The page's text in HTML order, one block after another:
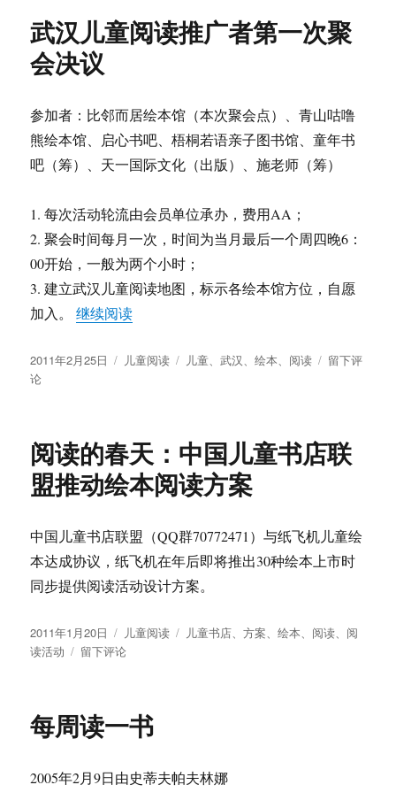
将
还
有
么？
武汉儿童阅读推广者第一次聚
会决议
参加者：比邻而居绘本馆（本次聚会点）、青山咕噜
熊绘本馆、启心书吧、梧桐若语亲子图书馆、童年书
吧（筹）、天一国际文化（出版）、施老师（筹）
1. 每次活动轮流由会员单位承办，费用AA；
2. 聚会时间每月一次，时间为当月最后一个周四晚6：
00开始，一般为两个小时；
3. 建立武汉儿童阅读地图，标示各绘本馆方位，自愿
加入。继续阅读“武汉儿童阅读推广者第一次聚会决议”
发
布
2011年2月25日
分
儿童阅读
标
儿童、武汉、绘本、 阅读
于
阅
读
者
第
一
决
留下评
论
阅读的春天：中国儿童书店联
盟推动绘本阅读方案
中国儿童书店联盟（QQ群70772471）与纸飞机儿童绘
本达成协议，纸飞机在年后即将推出30种绘本上市时
同步提供阅读活动设计方案。
发
布
2011年1月20日
分
类
儿童阅读
标
儿童书店、方案、绘本、 阅读、 阅
读活动
于
春
天：
国
留下评论
每周读一书
2005年2月9日由史蒂夫帕夫林娜